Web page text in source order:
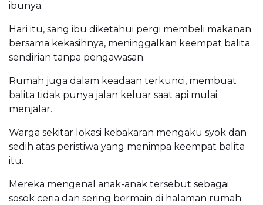
ibunya.
Hari itu, sang ibu diketahui pergi membeli makanan
bersama kekasihnya, meninggalkan keempat balita
sendirian tanpa pengawasan.
Rumah juga dalam keadaan terkunci, membuat
balita tidak punya jalan keluar saat api mulai
menjalar.
Warga sekitar lokasi kebakaran mengaku syok dan
sedih atas peristiwa yang menimpa keempat balita
itu.
Mereka mengenal anak-anak tersebut sebagai
sosok ceria dan sering bermain di halaman rumah.